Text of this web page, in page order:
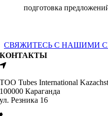
подготовка
СВЯЖИТЕСЬ С НАШИМИ
КОНТАКТЫ
ТОО Tubes International
100000 Караганда
ул. Резника 16